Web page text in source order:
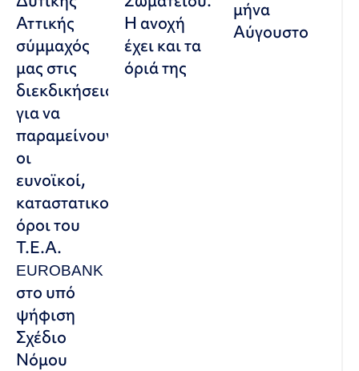
Αττικής
σύμμαχός
μας στις
διεκδικήσεις,
για να
παραμείνουν
οι
ευνοϊκοί,
καταστατικοί
όροι του
Τ.Ε.Α.
EUROBANK
στο υπό
ψήφιση
Σχέδιο
Νόμου
Η ανοχή
έχει και τα
όριά της
μήνα
Αύγουστο